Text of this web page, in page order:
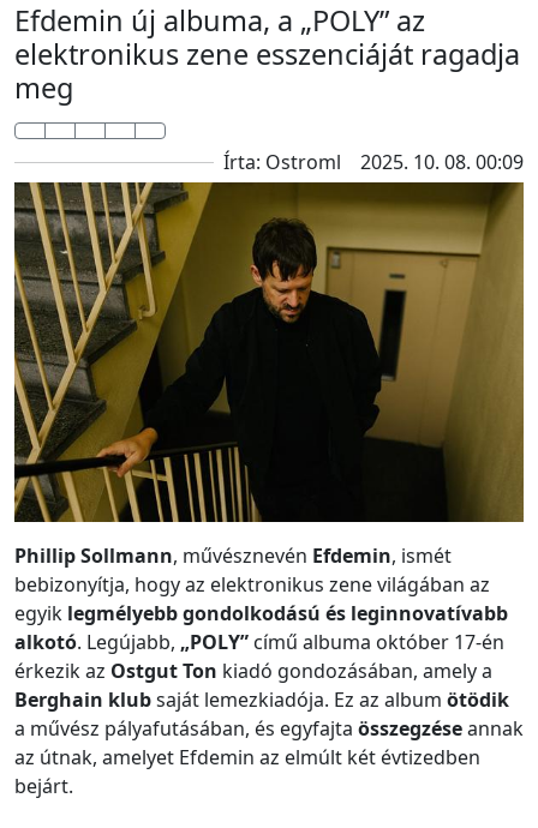
Efdemin új albuma, a „POLY” az
elektronikus zene esszenciáját ragadja
meg
Írta: Ostroml 2025. 10. 08. 00:09
Phillip Sollmann, művésznevén Efdemin, ismét
bebizonyítja, hogy az elektronikus zene világában az
egyik legmélyebb gondolkodású és leginnovatívabb
alkotó. Legújabb, „POLY” című albuma október 17-én
érkezik az Ostgut Ton kiadó gondozásában, amely a
Berghain klubsaját lemezkiadója. Ez az album ötödik
a művész pályafutásában, és egyfajta összegzéseannak
az útnak, amelyet Efdemin az elmúlt két évtizedben
bejárt.